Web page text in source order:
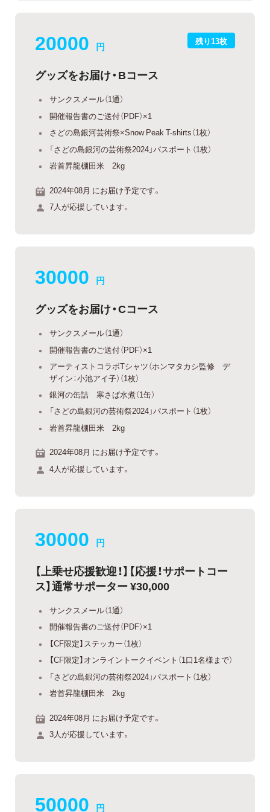
残り13枚
20000 円
グッズをお届け・Bコース
サンクスメール（1通）
開催報告書のご送付（PDF）×1
さどの島銀河芸術祭×Snow Peak T-shirts（1枚）
「さどの島銀河の芸術祭2024」パスポート（1枚）
岩首昇龍棚田米 2kg
2024年08月 にお届け予定です。
7人が応援しています。
30000 円
グッズをお届け・Cコース
サンクスメール（1通）
開催報告書のご送付（PDF）×1
アーティストコラボTシャツ（ホンマタカシ監修 デ
ザイン：小池アイ子）（1枚）
銀河の缶詰 寒さば水煮（1缶）
「さどの島銀河の芸術祭2024」パスポート（1枚）
岩首昇龍棚田米 2kg
2024年08月 にお届け予定です。
4人が応援しています。
30000 円
【上乗せ応援歓迎！】【応援！サポートコー
ス】通常サポーター ¥30,000
サンクスメール（1通）
開催報告書のご送付（PDF）×1
【CF限定】ステッカー（1枚）
【CF限定】オンライントークイベント（1口1名様まで）
「さどの島銀河の芸術祭2024」パスポート（1枚）
岩首昇龍棚田米 2kg
2024年08月 にお届け予定です。
3人が応援しています。
50000 円